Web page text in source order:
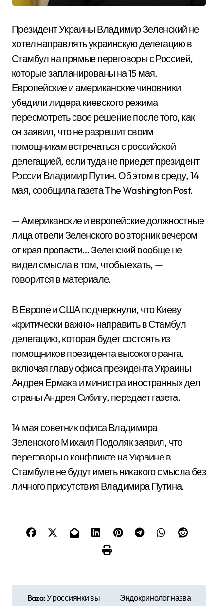
Президент Украины Владимир Зеленский не
хотел направлять украинскую делегацию в
Стамбул на прямые переговоры с Россией,
которые запланированы на 15 мая.
Европейские и американские чиновники
убедили лидера киевского режима
пересмотреть свое решение после того, как
он заявил, что не разрешит своим
помощникам встречаться с российской
делегацией, если туда не приедет президент
России Владимир Путин. Об этом в среду, 14
мая, сообщила газета The Washington Post.
— Американские и европейские должностные
лица отвели Зеленского во вторник вечером
от края пропасти… Зеленский вообще не
видел смысла в том, чтобы ехать, —
говорится в материале.
В Европе и США подчеркнули, что Киеву
«критически важно» направить в Стамбул
делегацию, которая будет состоять из
помощников президента высокого ранга,
включая главу офиса президента Украины
Андрея Ермака и министра иностранных дел
страны Андрея Сибигу, передает газета.
14 мая советник офиса Владимира
Зеленского Михаил Подоляк заявил, что
переговоры о конфликте на Украине в
Стамбуле не будут иметь никакого смысла без
личного присутствия Владимира Путина.
Baza: У россиянки вы
Эндокринолог назва